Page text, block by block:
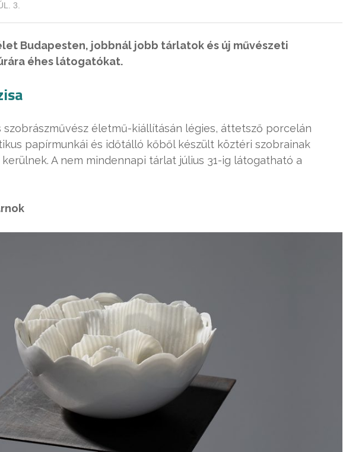
3.
Budapesten, jobbnál jobb tárlatok és új művészeti
éhes látogatókat.
szobrászművész életmű-kiállításán légies, áttetsző porcelán
papírmunkái és időtálló kőből készült köztéri szobrainak
A nem mindennapi tárlat július 31-ig látogatható a